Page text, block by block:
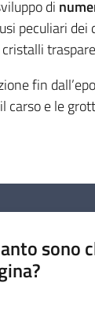
di
peculiari
fin
e le
sono